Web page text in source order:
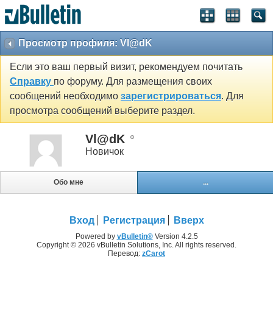
Просмотр профиля: Vl@dK
Если это ваш первый визит, рекомендуем почитать
Справку по форуму. Для размещения своих
сообщений необходимо зарегистрироваться. Для
просмотра сообщений выберите раздел.
Vl@dK
Новичок
Обо мне ...
Вход Регистрация Вверх
Powered by vBulletin®Version 4.2.5
Copyright © 2026 vBulletin Solutions, Inc. All rights reserved.
Перевод: zCarot